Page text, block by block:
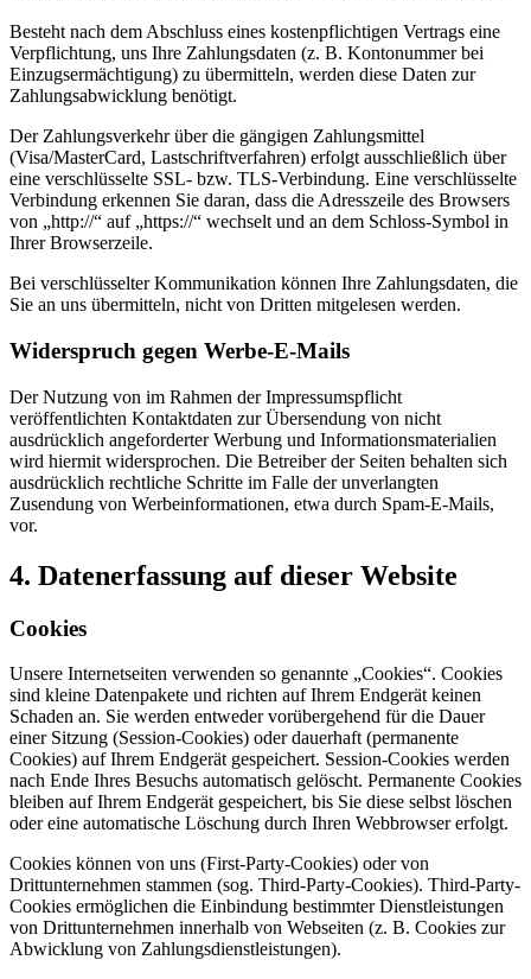
Besteht nach dem Abschluss eines kostenpflichtigen Vertrags eine
Verpflichtung, uns Ihre Zahlungsdaten (z. B. Kontonummer bei
Einzugsermächtigung) zu übermitteln, werden diese Daten zur
Zahlungsabwicklung benötigt.
Der Zahlungsverkehr über die gängigen Zahlungsmittel
(Visa/MasterCard, Lastschriftverfahren) erfolgt ausschließlich über
eine verschlüsselte SSL- bzw. TLS-Verbindung. Eine verschlüsselte
Verbindung erkennen Sie daran, dass die Adresszeile des Browsers
von „http://“ auf „https://“ wechselt und an dem Schloss-Symbol in
Ihrer Browserzeile.
Bei verschlüsselter Kommunikation können Ihre Zahlungsdaten, die
Sie an uns übermitteln, nicht von Dritten mitgelesen werden.
Widerspruch gegen Werbe-E-Mails
Der Nutzung von im Rahmen der Impressumspflicht
veröffentlichten Kontaktdaten zur Übersendung von nicht
ausdrücklich angeforderter Werbung und Informationsmaterialien
wird hiermit widersprochen. Die Betreiber der Seiten behalten sich
ausdrücklich rechtliche Schritte im Falle der unverlangten
Zusendung von Werbeinformationen, etwa durch Spam-E-Mails,
vor.
4. Datenerfassung auf dieser Website
Cookies
Unsere Internetseiten verwenden so genannte „Cookies“. Cookies
sind kleine Datenpakete und richten auf Ihrem Endgerät keinen
Schaden an. Sie werden entweder vorübergehend für die Dauer
einer Sitzung (Session-Cookies) oder dauerhaft (permanente
Cookies) auf Ihrem Endgerät gespeichert. Session-Cookies werden
nach Ende Ihres Besuchs automatisch gelöscht. Permanente Cookies
bleiben auf Ihrem Endgerät gespeichert, bis Sie diese selbst löschen
oder eine automatische Löschung durch Ihren Webbrowser erfolgt.
Cookies können von uns (First-Party-Cookies) oder von
Drittunternehmen stammen (sog. Third-Party-Cookies). Third-Party-
Cookies ermöglichen die Einbindung bestimmter Dienstleistungen
von Drittunternehmen innerhalb von Webseiten (z. B. Cookies zur
Abwicklung von Zahlungsdienstleistungen).